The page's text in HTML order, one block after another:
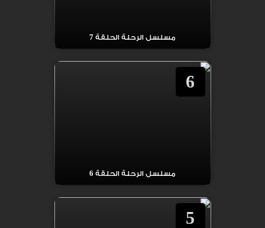
مسلسل الرحلة الحلقة 7
6
مسلسل الرحلة الحلقة 6
5